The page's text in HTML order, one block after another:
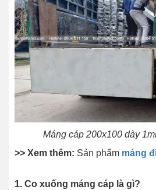
Máng cáp 200x100 dày
>> Xem thêm: Sản phẩm máng
1. Co xuống máng cáp là gì?